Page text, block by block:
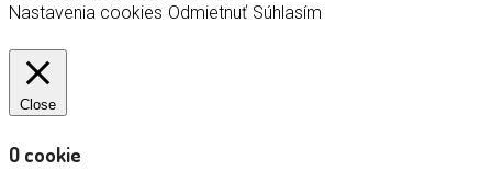
Nastavenia cookies Odmietnuť Súhlasím
Close
O cookie